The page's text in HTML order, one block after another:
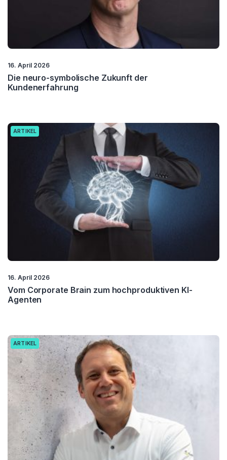
16. April 2026
Die neuro-symbolische Zukunft der
Kundenerfahrung
ARTIKEL
16. April 2026
Vom Corporate Brain zum hochproduktiven KI-
Agenten
ARTIKEL